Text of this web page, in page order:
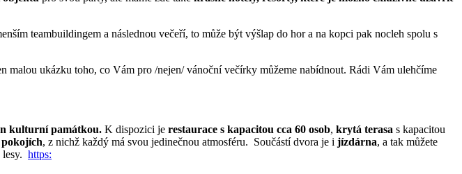
teambuildingem a následnou večeří, to může být výšlap do hor a na kopci pak nocleh spolu s
malou ukázku toho, co Vám pro /nejen/ vánoční večírky můžeme nabídnout. Rádi Vám ulehčíme
kulturní památkou. K dispozici je restaurace s kapacitou cca 60 osob, krytá terasa s kapacitou
pokojích, z nichž každý má svou jedinečnou atmosféru. Součástí dvora je i jízdárna, a tak můžete
https: